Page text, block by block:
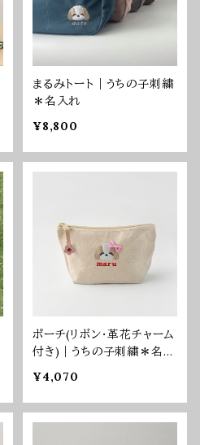
まるみトート｜うちの子刺繍
＊名入れ
¥8,800
ポーチ(リボン・革花チャーム
付き)｜うちの子刺繍＊名入
¥4,070